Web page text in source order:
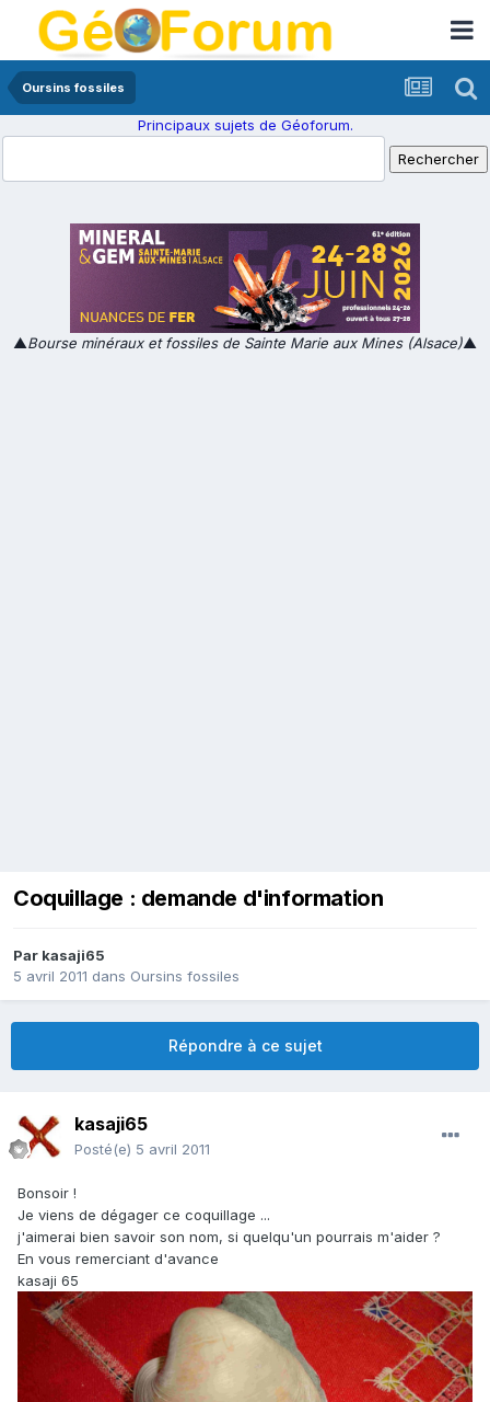
Oursins fossiles
Principaux sujets de Géoforum.
▲Bourse minéraux et fossiles de Sainte Marie aux Mines (Alsace)▲
Coquillage : demande d'information
Par kasaji65
5 avril 2011 dans Oursins fossiles
Répondre à ce sujet
kasaji65
Posté(e) 5 avril 2011
Bonsoir !
Je viens de dégager ce coquillage ...
j'aimerai bien savoir son nom, si quelqu'un pourrais m'aider ?
En vous remerciant d'avance
kasaji 65